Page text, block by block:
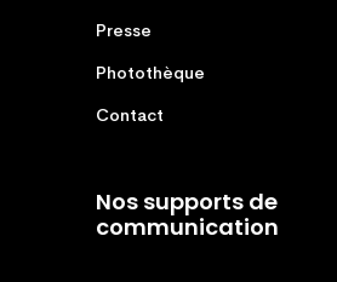
Presse
Photothèque
Contact
Nos supports de
communication